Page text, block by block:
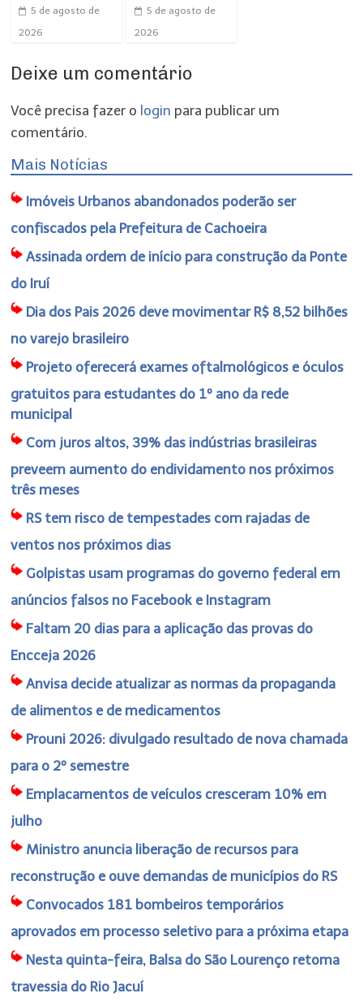
5 de agosto de
2026
5 de agosto de
2026
Deixe um comentário
Você precisa fazer o login para publicar um
comentário.
Mais Notícias
Imóveis Urbanos abandonados poderão ser
confiscados pela Prefeitura de Cachoeira
Assinada ordem de início para construção da Ponte
do Iruí
Dia dos Pais 2026 deve movimentar R$ 8,52 bilhões
no varejo brasileiro
Projeto oferecerá exames oftalmológicos e óculos
gratuitos para estudantes do 1º ano da rede
municipal
Com juros altos, 39% das indústrias brasileiras
preveem aumento do endividamento nos próximos
três meses
RS tem risco de tempestades com rajadas de
ventos nos próximos dias
Golpistas usam programas do governo federal em
anúncios falsos no Facebook e Instagram
Faltam 20 dias para a aplicação das provas do
Encceja 2026
Anvisa decide atualizar as normas da propaganda
de alimentos e de medicamentos
Prouni 2026: divulgado resultado de nova chamada
para o 2º semestre
Emplacamentos de veículos cresceram 10% em
julho
Ministro anuncia liberação de recursos para
reconstrução e ouve demandas de municípios do RS
Convocados 181 bombeiros temporários
aprovados em processo seletivo para a próxima etapa
Nesta quinta-feira, Balsa do São Lourenço retoma
travessia do Rio Jacuí